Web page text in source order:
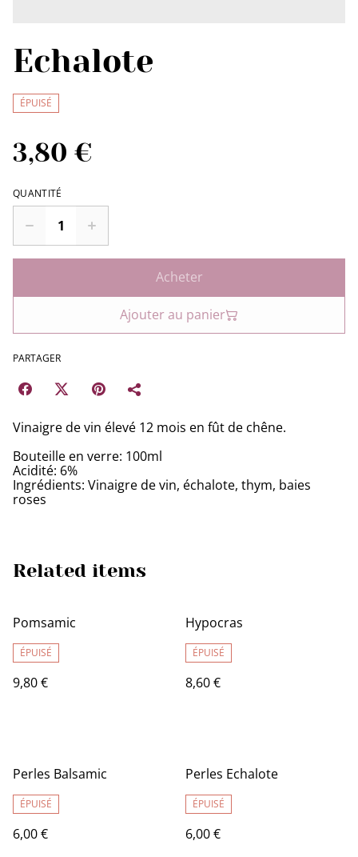
Echalote
ÉPUISÉ
3,80 €
QUANTITÉ
Acheter
Ajouter au panier
PARTAGER
Vinaigre de vin élevé 12 mois en fût de chêne.
Bouteille en verre: 100ml
Acidité: 6%
Ingrédients: Vinaigre de vin, échalote, thym, baies
roses
Related items
Pomsamic
ÉPUISÉ
9,80 €
Hypocras
ÉPUISÉ
8,60 €
Perles Balsamic
ÉPUISÉ
6,00 €
Perles Echalote
ÉPUISÉ
6,00 €